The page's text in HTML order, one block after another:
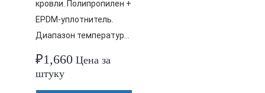
кровли. Полипропилен +
EPDM-уплотнитель.
Диапазон температур…
₽1,660 Цена за
штуку